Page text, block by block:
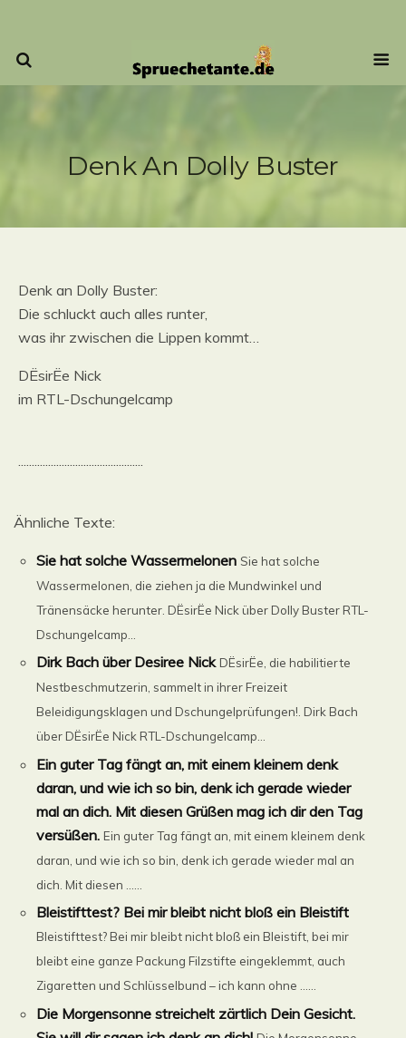
Denk An Dolly Buster
Denk an Dolly Buster:
Die schluckt auch alles runter,
was ihr zwischen die Lippen kommt…
DËsirËe Nick
im RTL-Dschungelcamp
..............................................
Ähnliche Texte:
Sie hat solche Wassermelonen Sie hat solche
Wassermelonen, die ziehen ja die Mundwinkel und
Tränensäcke herunter. DËsirËe Nick über Dolly Buster RTL-
Dschungelcamp...
Dirk Bach über Desiree Nick DËsirËe, die habilitierte
Nestbeschmutzerin, sammelt in ihrer Freizeit
Beleidigungsklagen und Dschungelprüfungen!. Dirk Bach
über DËsirËe Nick RTL-Dschungelcamp...
Ein guter Tag fängt an, mit einem kleinem denk
daran, und wie ich so bin, denk ich gerade wieder
mal an dich. Mit diesen Grüßen mag ich dir den Tag
versüßen. Ein guter Tag fängt an, mit einem kleinem denk
daran, und wie ich so bin, denk ich gerade wieder mal an
dich. Mit diesen ......
Bleistifttest? Bei mir bleibt nicht bloß ein Bleistift
Bleistifttest? Bei mir bleibt nicht bloß ein Bleistift, bei mir
bleibt eine ganze Packung Filzstifte eingeklemmt, auch
Zigaretten und Schlüsselbund – ich kann ohne ......
Die Morgensonne streichelt zärtlich Dein Gesicht.